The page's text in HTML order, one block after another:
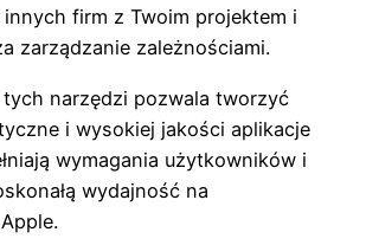
firm z Twoim projektem i
zarządzanie zależnościami.
narzędzi pozwala tworzyć
i wysokiej jakości aplikacje
wymagania użytkowników i
wydajność na